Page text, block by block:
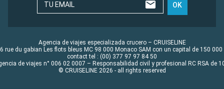
TU EMAIL OK
Agencia de viajes especializada crucero – CRUISELINE
rue du gabian Les flots bleus MC 98 000 Monaco SAM con un capital de 150 000
contact tel : (00) 377 97 97 84 50
de viajes n° 006 02 0007 – Responsabilidad civil y profesional RC RSA de
© CRUISELINE 2026 - all rights reserved